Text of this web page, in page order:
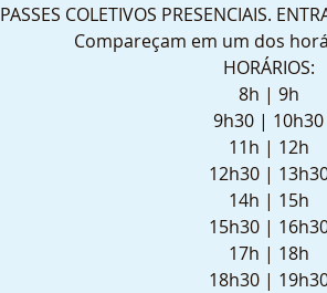
PASSES COLETIVOS PRESENCIAIS.
Compareçam em um dos
HORÁRIOS:
8h | 9h
9h30 | 10h30
11h | 12h
12h30 |
14h | 15h
15h30 |
17h | 18h
18h30 |